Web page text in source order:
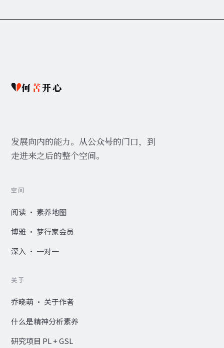
何苦开心
发展向内的能力。从公众号的门口，到
走进来之后的整个空间。
空间
阅读 · 素养地图
博雅 · 梦行家会员
深入 · 一对一
关于
乔晓萌 · 关于作者
什么是精神分析素养
研究项目 PL + GSL